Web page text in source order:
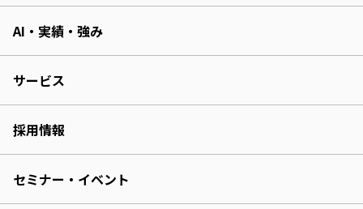
AI・実績・強み
サービス
採用情報
セミナー・イベント